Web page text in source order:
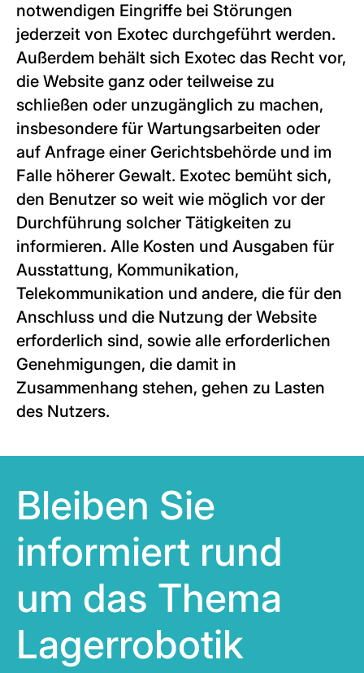
notwendigen Eingriffe bei Störungen
jederzeit von Exotec durchgeführt werden.
Außerdem behält sich Exotec das Recht vor,
die Website ganz oder teilweise zu
schließen oder unzugänglich zu machen,
insbesondere für Wartungsarbeiten oder
auf Anfrage einer Gerichtsbehörde und im
Falle höherer Gewalt. Exotec bemüht sich,
den Benutzer so weit wie möglich vor der
Durchführung solcher Tätigkeiten zu
informieren. Alle Kosten und Ausgaben für
Ausstattung, Kommunikation,
Telekommunikation und andere, die für den
Anschluss und die Nutzung der Website
erforderlich sind, sowie alle erforderlichen
Genehmigungen, die damit in
Zusammenhang stehen, gehen zu Lasten
des Nutzers.
Bleiben Sie
informiert rund
um das Thema
Lagerrobotik